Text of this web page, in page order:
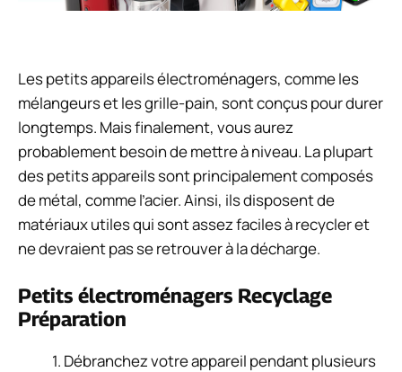
Les petits appareils électroménagers, comme les
mélangeurs et les grille-pain, sont conçus pour durer
longtemps. Mais finalement, vous aurez
probablement besoin de mettre à niveau. La plupart
des petits appareils sont principalement composés
de métal, comme l’acier. Ainsi, ils disposent de
matériaux utiles qui sont assez faciles à recycler et
ne devraient pas se retrouver à la décharge.
Petits électroménagers Recyclage
Préparation
Débranchez votre appareil pendant plusieurs